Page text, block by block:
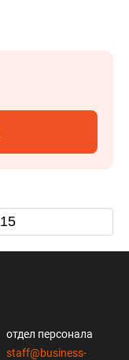
15
отдел персонала
staff@business-